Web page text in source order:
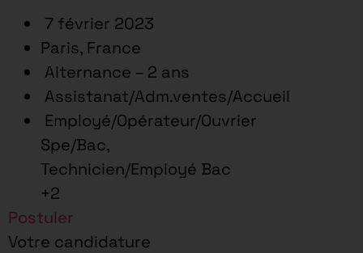
7 février 2023
Paris, France
Alternance – 2 ans
Assistanat/Adm.ventes/Accueil
Employé/Opérateur/Ouvrier
Spe/Bac,
Technicien/Employé Bac
+2
Postuler
Votre candidature